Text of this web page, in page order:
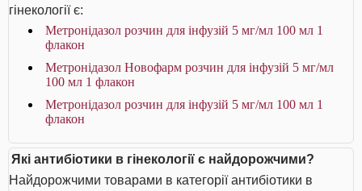
гінекології є:
Метронідазол розчин для інфузій 5 мг/мл 100 мл 1
флакон
Метронідазол Новофарм розчин для інфузій 5 мг/мл
100 мл 1 флакон
Метронідазол розчин для інфузій 5 мг/мл 100 мл 1
флакон
Які антибіотики в гінекології є найдорожчими?
Найдорожчими товарами в категорії антибіотики в